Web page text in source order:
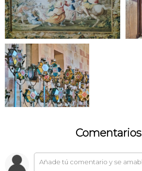
Comentarios